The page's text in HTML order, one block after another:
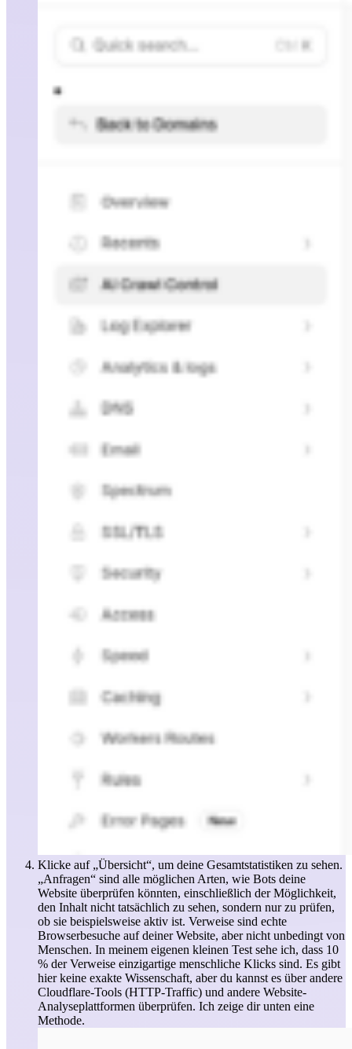
Klicke auf „Übersicht“, um deine Gesamtstatistiken zu sehen.
„Anfragen“ sind alle möglichen Arten, wie Bots deine
Website überprüfen könnten, einschließlich der Möglichkeit,
den Inhalt nicht tatsächlich zu sehen, sondern nur zu prüfen,
ob sie beispielsweise aktiv ist. Verweise sind echte
Browserbesuche auf deiner Website, aber nicht unbedingt von
Menschen. In meinem eigenen kleinen Test sehe ich, dass 10
% der Verweise einzigartige menschliche Klicks sind. Es gibt
hier keine exakte Wissenschaft, aber du kannst es über andere
Cloudflare-Tools (HTTP-Traffic) und andere Website-
Analyseplattformen überprüfen. Ich zeige dir unten eine
Methode.